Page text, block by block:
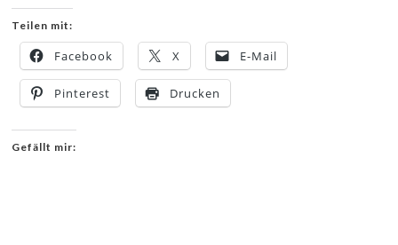
Teilen mit:
Facebook X E-Mail
Pinterest Drucken
Gefällt mir: